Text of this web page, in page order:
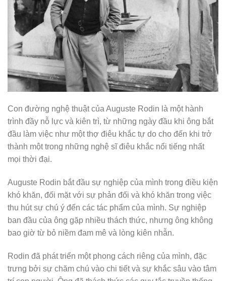
Con đường nghệ thuật của Auguste Rodin là một hành
trình đầy nỗ lực và kiên trì, từ những ngày đầu khi ông bắt
đầu làm việc như một thợ điêu khắc tự do cho đến khi trở
thành một trong những nghệ sĩ điêu khắc nổi tiếng nhất
mọi thời đại.
Auguste Rodin bắt đầu sự nghiệp của mình trong điều kiện
khó khăn, đối mặt với sự phản đối và khó khăn trong việc
thu hút sự chú ý đến các tác phẩm của mình. Sự nghiệp
ban đầu của ông gặp nhiều thách thức, nhưng ông không
bao giờ từ bỏ niềm đam mê và lòng kiên nhẫn.
Rodin đã phát triển một phong cách riêng của mình, đặc
trưng bởi sự chăm chú vào chi tiết và sự khắc sâu vào tâm